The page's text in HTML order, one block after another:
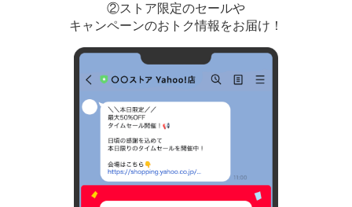
②ストア限定のセールや
キャンペーンのおトク情報をお届け！